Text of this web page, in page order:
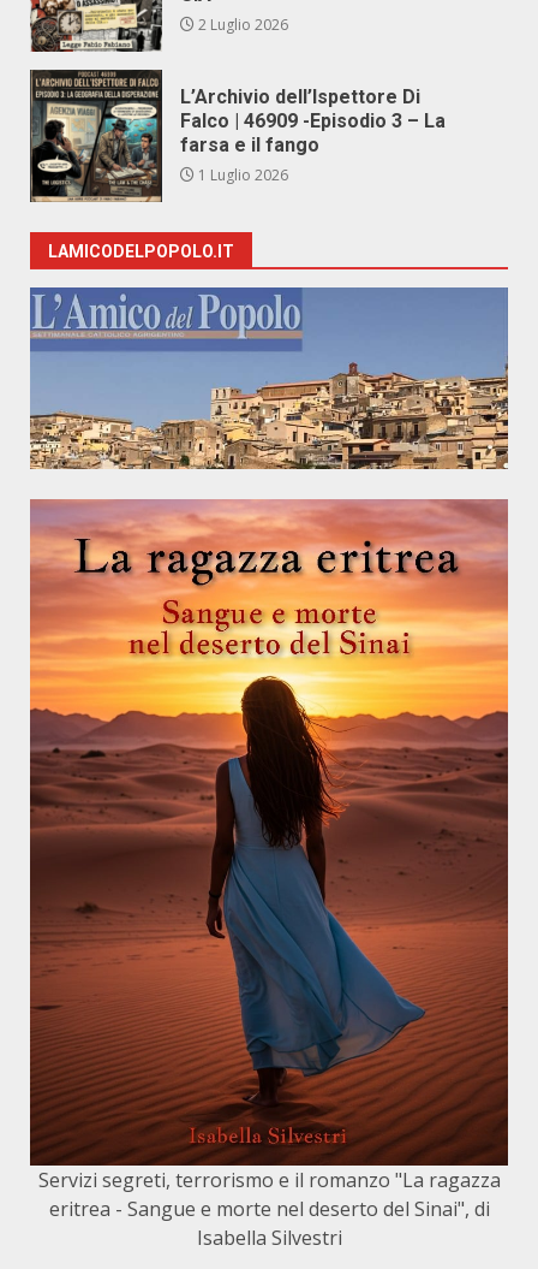
2 Luglio 2026
L’Archivio dell’Ispettore Di
Falco | 46909 -Episodio 3 – La
farsa e il fango
1 Luglio 2026
LAMICODELPOPOLO.IT
Servizi segreti, terrorismo e il romanzo "La ragazza
eritrea - Sangue e morte nel deserto del Sinai", di
Isabella Silvestri